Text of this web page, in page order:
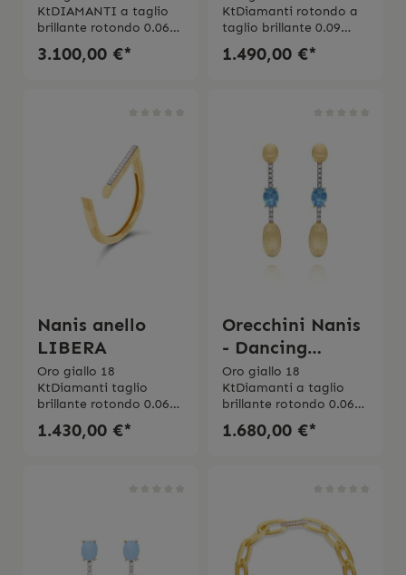
KtDIAMANTI a taglio
brillante rotondo 0.06
CTPurezza VSColore GIl
gioiello viene spedito
3.100,00 €*
KtDiamanti rotondo a
taglio brillante 0.09
ctPurezza VSColore
GTormalina verde Peso
1.490,00 €*
Nanis anello
LIBERA
Oro giallo 18
KtDiamanti taglio
brillante rotondo 0.065
ct Purezza VSColore GIl
prodotto viene spedito
1.430,00 €*
Orecchini Nanis
- Dancing
London Blue
Oro giallo 18
KtDiamanti a taglio
brillante rotondo 0.06
ct Purezza VS Colore
GTOPAZIO BLU
1.680,00 €*